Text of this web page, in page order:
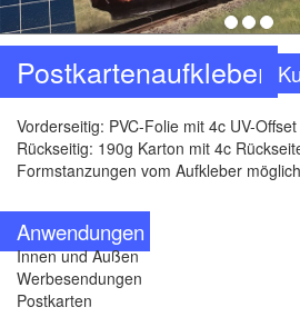
Postkartenaufkleber
Vorderseitig: PVC-Folie mit 4c UV-
Rückseitig: 190g Karton mit 4c
Formstanzungen vom Aufkleber möglich
Anwendungen
Innen und Außen
Werbesendungen
Postkarten